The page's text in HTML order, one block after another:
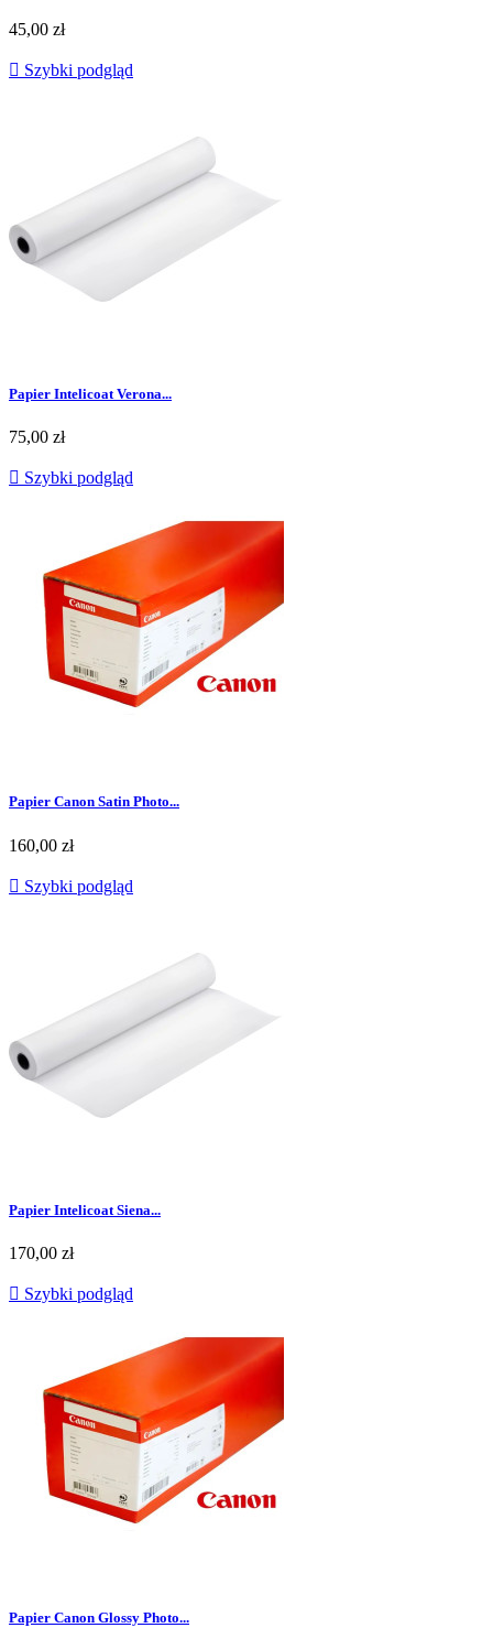
45,00 zł
 Szybki podgląd
Papier Intelicoat Verona...
75,00 zł
 Szybki podgląd
Papier Canon Satin Photo...
160,00 zł
 Szybki podgląd
Papier Intelicoat Siena...
170,00 zł
 Szybki podgląd
Papier Canon Glossy Photo...